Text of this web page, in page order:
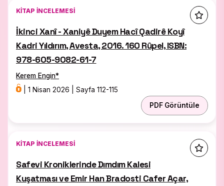
KITAP İNCELEMESI
İkinci Xanî - Xaniyê Duyem Hacî Qadirê Koyî
Kadri Yıldırım, Avesta, 2016. 160 Rûpel, ISBN:
978-605-9082-61-7
Kerem Engin*
1 Nisan 2026
Sayfa 112-115
PDF Görüntüle
KITAP İNCELEMESI
Safevi Kroniklerinde Dımdım Kalesi
Kuşatması ve Emir Han Bradosti Cafer Açar,